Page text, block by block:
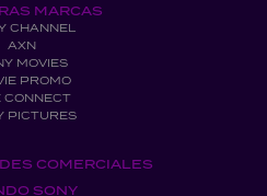
MARCAS
CHANNEL
AXN
MOVIES
PROMO
CONNECT
PICTURES
COMERCIALES
SONY